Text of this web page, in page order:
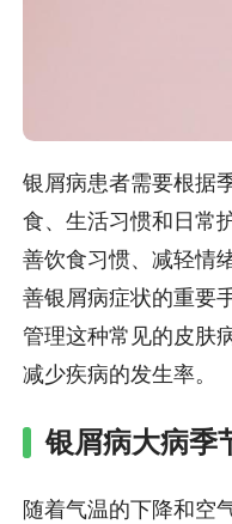
银屑病患者需要根据
食、生活习惯和日常
善饮食习惯、减轻情
善银屑病症状的重要
管理这种常见的皮肤
减少疾病的发生率。
银屑病大病季
随着气温的下降和空